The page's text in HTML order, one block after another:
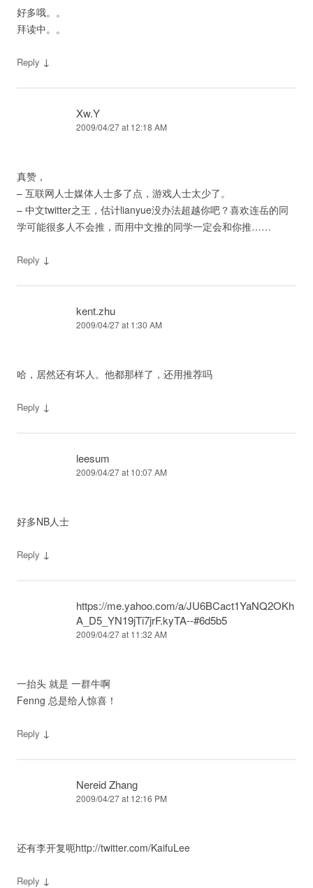
好多哦。。
拜读中。。
Reply ↓
Xw.Y
2009/04/27 at 12:18 AM
真赞，
– 互联网人士媒体人士多了点，游戏人士太少了。
– 中文twitter之王，估计lianyue没办法超越你吧？喜欢连岳的同
学可能很多人不会推，而用中文推的同学一定会和你推……
Reply ↓
kent.zhu
2009/04/27 at 1:30 AM
哈，居然还有坏人。他都那样了，还用推荐吗
Reply ↓
leesum
2009/04/27 at 10:07 AM
好多NB人士
Reply ↓
https://me.yahoo.com/a/JU6BCact1YaNQ2OKh
A_D5_YN19jTi7jrF.kyTA--#6d5b5
2009/04/27 at 11:32 AM
一抬头 就是 一群牛啊
Fenng 总是给人惊喜！
Reply ↓
Nereid Zhang
2009/04/27 at 12:16 PM
还有李开复呃http://twitter.com/KaifuLee
Reply ↓